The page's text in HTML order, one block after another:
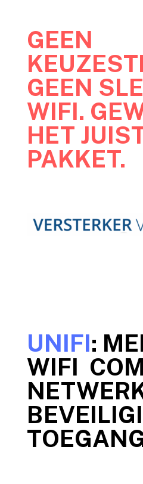
GEEN
GEEN
WIFI.
HET
PAKKET.
UNIFI:
WIFI